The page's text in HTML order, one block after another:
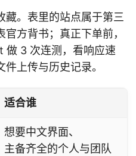
藏。表里的站点属于第三
方背书；真正下单前，
做 3 次连测，看响应速
上传与历史记录。
适合谁
想要中文界面、
主备齐全的个人与团队